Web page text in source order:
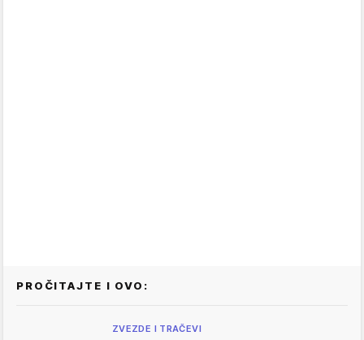
PROČITAJTE I OVO:
ZVEZDE I TRAČEVI